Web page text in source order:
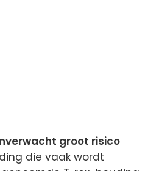
groot risico
die vaak wordt